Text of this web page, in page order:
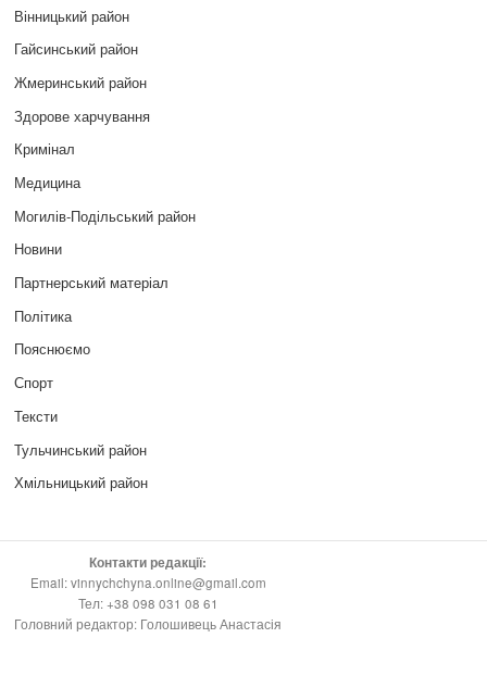
Вінницький район
Гайсинський район
Жмеринський район
Здорове харчування
Кримінал
Медицина
Могилів-Подільський район
Новини
Партнерський матеріал
Політика
Пояснюємо
Спорт
Тексти
Тульчинський район
Хмільницький район
Контакти редакції:
Email: vinnychchyna.online@gmail.com
Тел: +38 098 031 08 61
Головний редактор: Голошивець Анастасія